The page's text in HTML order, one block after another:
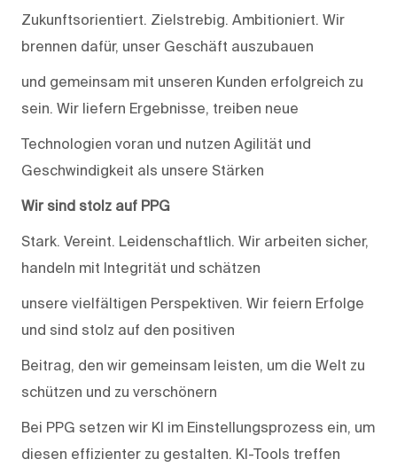
Zukunftsorientiert. Zielstrebig. Ambitioniert. Wir
brennen dafür, unser Geschäft auszubauen
und gemeinsam mit unseren Kunden erfolgreich zu
sein. Wir liefern Ergebnisse, treiben neue
Technologien voran und nutzen Agilität und
Geschwindigkeit als unsere Stärken
Wir sind stolz auf PPG
Stark. Vereint. Leidenschaftlich. Wir arbeiten sicher,
handeln mit Integrität und schätzen
unsere vielfältigen Perspektiven. Wir feiern Erfolge
und sind stolz auf den positiven
Beitrag, den wir gemeinsam leisten, um die Welt zu
schützen und zu verschönern
Bei PPG setzen wir KI im Einstellungsprozess ein, um
diesen effizienter zu gestalten. KI-Tools treffen